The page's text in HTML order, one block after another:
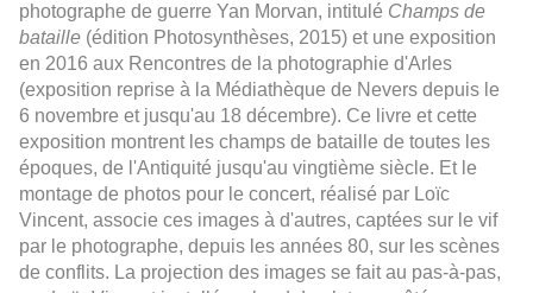
photographe de guerre Yan Morvan, intitulé Champs de
bataille (édition Photosynthèses, 2015) et une exposition
en 2016 aux Rencontres de la photographie d'Arles
(exposition reprise à la Médiathèque de Nevers depuis le
6 novembre et jusqu'au 18 décembre). Ce livre et cette
exposition montrent les champs de bataille de toutes les
époques, de l'Antiquité jusqu'au vingtième siècle. Et le
montage de photos pour le concert, réalisé par Loïc
Vincent, associe ces images à d'autres, captées sur le vif
par le photographe, depuis les années 80, sur les scènes
de conflits. La projection des images se fait au pas-à-pas,